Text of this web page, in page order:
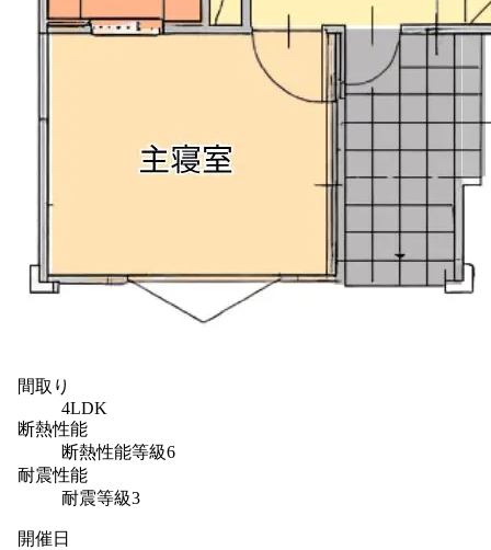
間取り
4LDK
断熱性能
断熱性能等級6
耐震性能
耐震等級3
開催日